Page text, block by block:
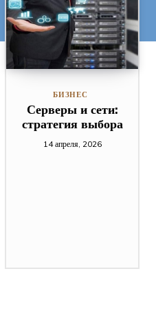
БИЗНЕС
Серверы и сети:
стратегия выбора
14 апреля, 2026